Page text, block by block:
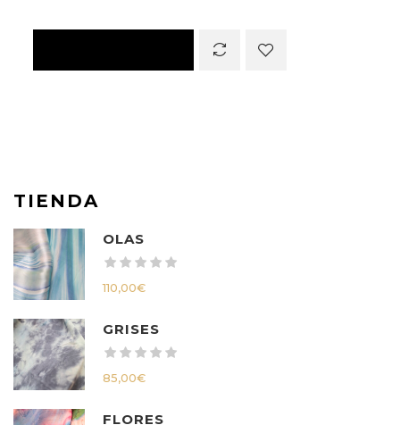
TIENDA
OLAS
110,00€
GRISES
85,00€
FLORES